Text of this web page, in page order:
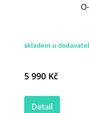
skladem u
5 990 Kč
Detail